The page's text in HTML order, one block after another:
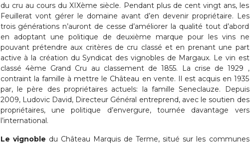
du cru au cours du XIXème siècle. Pendant plus de cent vingt ans, les
Feuillerat vont gérer le domaine avant d’en devenir propriétaire. Les
trois générations n’auront de cesse d’améliorer la qualité tout d’abord
en adoptant une politique de deuxième marque pour les vins ne
pouvant prétendre aux critères de cru classé et en prenant une part
active à la création du Syndicat des vignobles de Margaux. Le vin est
classé 4ème Grand Cru au classement de 1855. La crise de 1929 ,
contraint la famille à mettre le Château en vente. Il est acquis en 1935
par, le père des propriétaires actuels: la famille Seneclauze. Depuis
2009, Ludovic David, Directeur Général entreprend, avec le soutien des
propriétaires, une politique d’envergure, tournée davantage vers
l’international.
Le vignoble du Château Marquis de Terme, situé sur les communes